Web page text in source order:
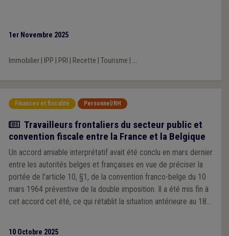
1er Novembre 2025
Immobilier| IPP PRI Recette Tourisme ...
Finances et fiscalité Personnel/RH
Actualité
Travailleurs frontaliers du secteur public et
convention fiscale entre la France et la Belgique
Un accord amiable interprétatif avait été conclu en mars dernier
entre les autorités belges et françaises en vue de préciser la
portée de l’article 10, §1, de la convention franco-belge du 10
mars 1964 préventive de la double imposition. Il a été mis fin à
cet accord cet été, ce qui rétablit la situation antérieure au 18
10 Octobre 2025